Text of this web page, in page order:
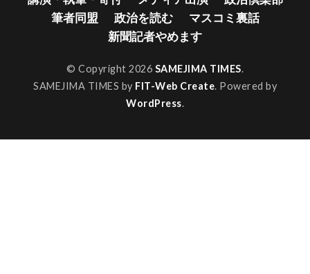
筆者同盟
政治を読む
マスコミ裏話
新聞記者やめます
© Copyright 2026 SAMEJIMA TIMES.
SAMEJIMA TIMES by FIT-Web Create. Powered by
WordPress.